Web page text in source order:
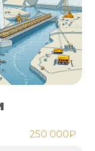
250 000₽